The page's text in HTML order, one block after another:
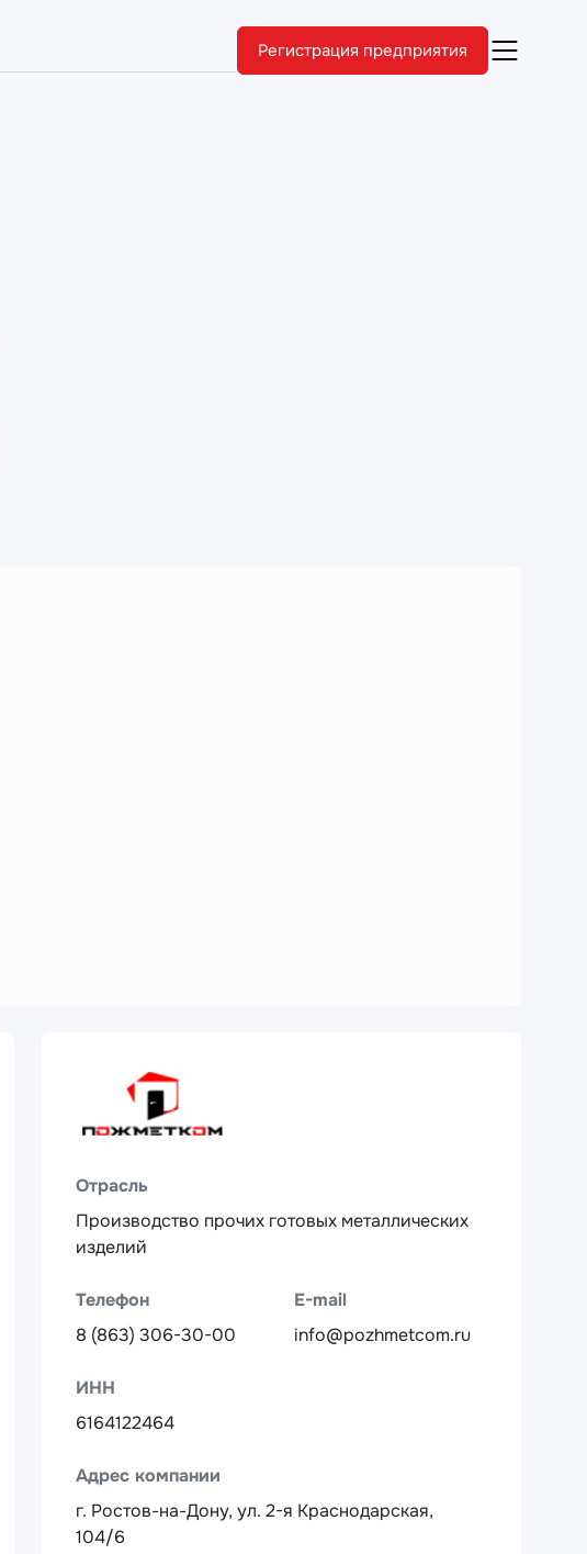
Регистрация предприятия
Отрасль
Производство прочих готовых металлических
изделий
Телефон
8 (863) 306-30-00
E-mail
info@pozhmetcom.ru
ИНН
6164122464
Адрес компании
г. Ростов-на-Дону, ул. 2-я Краснодарская,
104/6